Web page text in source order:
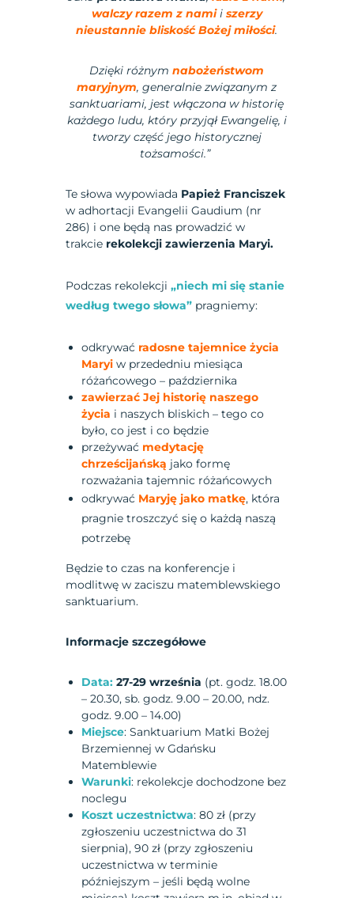
walczy razem z namii szerzy
nieustannie bliskość Bożej miłości.
Dzięki różnymnabożeństwom
maryjnym, generalnie związanym z
sanktuariami, jest włączona w historię
każdego ludu, który przyjął Ewangelię, i
tworzy część jego historycznej
tożsamości.”
Te słowa wypowiada Papież Franciszek
w adhortacji Evangelii Gaudium (nr
286) i one będą nas prowadzić w
trakcie rekolekcji zawierzenia Maryi.
Podczas rekolekcji„niech mi się stanie
według twego słowa” pragniemy:
odkrywać radosne tajemnice życia
Maryi w przededniu miesiąca
różańcowego – października
zawierzać Jej historię naszego
życia i naszych bliskich – tego co
było, co jest i co będzie
przeżywać medytację
chrześcijańską jako formę
rozważania tajemnic różańcowych
odkrywać Maryję jako matkę, która
pragnie troszczyć się o każdą naszą
potrzebę
Będzie to czas na konferencje i
modlitwę w zaciszu matemblewskiego
sanktuarium.
Informacje szczegółowe
Data: 27-29 września (pt. godz. 18.00
– 20.30, sb. godz. 9.00 – 20.00, ndz.
godz. 9.00 – 14.00)
Miejsce: Sanktuarium Matki Bożej
Brzemiennej w Gdańsku
Matemblewie
Warunki: rekolekcje dochodzone bez
noclegu
Koszt uczestnictwa: 80 zł (przy
zgłoszeniu uczestnictwa do 31
sierpnia), 90 zł (przy zgłoszeniu
uczestnictwa w terminie
późniejszym – jeśli będą wolne